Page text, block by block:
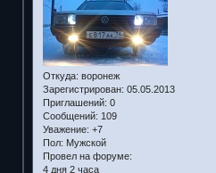
Откуда: воронеж
Зарегистрирован: 05.05.2013
Приглашений: 0
Сообщений: 109
Уважение: +7
Пол: Мужской
Провел на форуме:
4 дня 2 часа